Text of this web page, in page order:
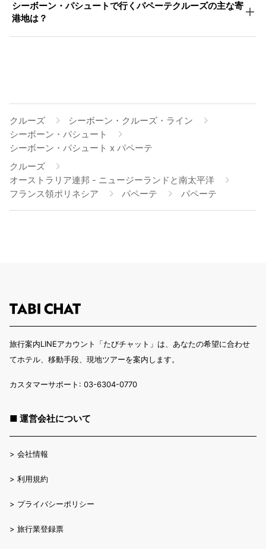
シーボーン・パシュートで行くパペーテクルーズの主な寄
港地は？
クルーズ
シーボーン・クルーズ・ライン
シーボーン・パシュート
シーボーン・パシュート x パペーテ
クルーズ
オーストラリア連邦 - ニュージーランドと南太平洋
フランス領ポリネシア
パペーテ パペーテ
旅行案内LINEアカウント「たびチャット」は、あなたの希望に合わせ
てホテル、移動手段、現地ツアーを案内します。
カスタマーサポート: 03-6304-0770
■ 運営会社について
> 会社情報
> 利用規約
> プライバシーポリシー
> 旅行業登録票